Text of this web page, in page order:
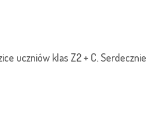
uczniów klas Z2 + C. Serdecznie